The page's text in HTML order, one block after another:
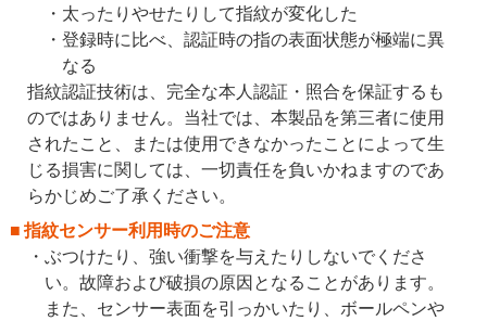
太ったりやせたりして指紋が変化した
登録時に比べ、認証時の指の表面状態が極端に異
なる
指紋認証技術は、完全な本人認証・照合を保証するも
のではありません。当社では、本製品を第三者に使用
されたこと、または使用できなかったことによって生
じる損害に関しては、一切責任を負いかねますのであ
らかじめご了承ください。
指紋センサー利用時のご注意
ぶつけたり、強い衝撃を与えたりしないでくださ
い。故障および破損の原因となることがあります。
また、センサー表面を引っかいたり、ボールペンや